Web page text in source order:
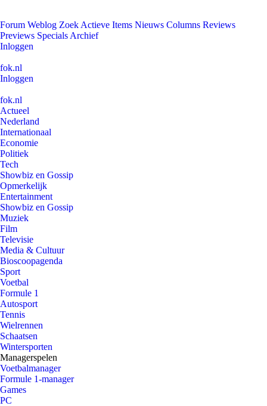
Forum Weblog Zoek Actieve Items Nieuws Columns Reviews
Previews Specials Archief
Inloggen
fok.nl
Inloggen
fok.nl
Actueel
Nederland
Internationaal
Economie
Politiek
Tech
Showbiz en Gossip
Opmerkelijk
Entertainment
Showbiz en Gossip
Muziek
Film
Televisie
Media & Cultuur
Bioscoopagenda
Sport
Voetbal
Formule 1
Autosport
Tennis
Wielrennen
Schaatsen
Wintersporten
Managerspelen
Voetbalmanager
Formule 1-manager
Games
PC